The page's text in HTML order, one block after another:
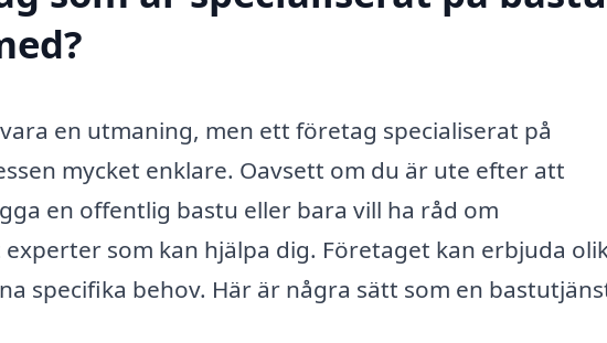
en utmaning, men ett företag specialiserat på
mycket enklare. Oavsett om du är ute efter att
en offentlig bastu eller bara vill ha råd om
som kan hjälpa dig. Företaget kan erbjuda
specifika behov. Här är några sätt som en